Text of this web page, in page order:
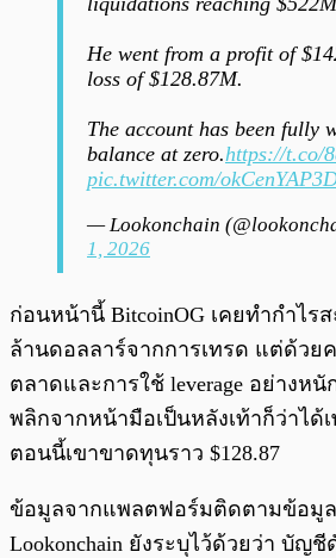
He went from a profit of
loss of $128.87M.
The account has been fully
balance at zero.https://t.co/
pic.twitter.com/
— Lookonchain
1, 2026
ก่อนหน้านี้ BitcoinOG เคยทำกำไร
ล้านดอลลาร์จากการเทรด แต่ด้วย
ตลาดและการใช้ leverage อย่างห
พลิกจากหน้ามือเป็นหลังเท้าก็ว่าได้
ตอนนี้เขาขาดทุนราว $128.87
ข้อมูลจากแพลตฟอร์มติดตามข้อมูล
Lookonchain ยังระบุไว้ด้วยว่า บัญ